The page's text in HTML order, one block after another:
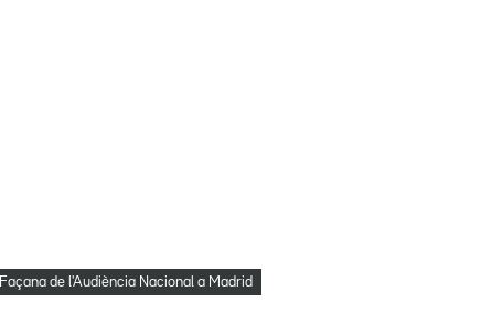
Façana de l'Audiència Nacional a Madrid